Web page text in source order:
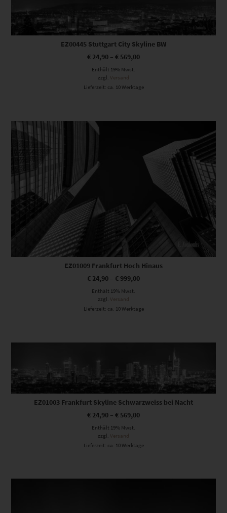
EZ00445 Stuttgart City Skyline BW
€ 24,90 – € 569,00
Enthält 19% Mwst.
zzgl. Versand
Lieferzeit: ca. 10 Werktage
Dieses Produkt weist mehrere Varianten auf. Die Optionen können auf der Produktseite gewählt werden
EZ01009 Frankfurt Hoch Hinaus
€ 24,90 – € 999,00
Enthält 19% Mwst.
zzgl. Versand
Lieferzeit: ca. 10 Werktage
Dieses Produkt weist mehrere Varianten auf. Die Optionen können auf der Produktseite gewählt werden
EZ01003 Frankfurt Skyline Schwarzweiss bei Nacht
€ 24,90 – € 569,00
Enthält 19% Mwst.
zzgl.
Versand
Lieferzeit: ca. 10 Werktage
Dieses Produkt weist mehrere Varianten auf. Die Optionen können auf der Produktseite gewählt werden